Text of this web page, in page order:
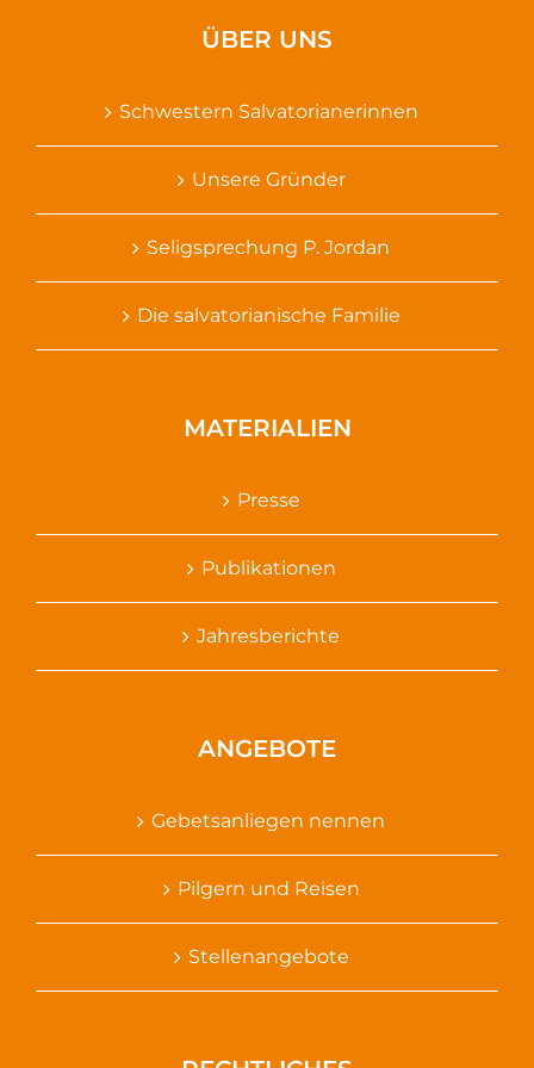
ÜBER UNS
Schwestern Salvatorianerinnen
Unsere Gründer
Seligsprechung P. Jordan
Die salvatorianische Familie
MATERIALIEN
Presse
Publikationen
Jahresberichte
ANGEBOTE
Gebetsanliegen nennen
Pilgern und Reisen
Stellenangebote